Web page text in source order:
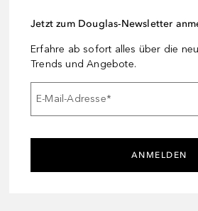
Jetzt zum Douglas-Newsletter
Erfahre ab sofort alles über die
Trends und Angebote.
E-Mail-Adresse*
ANMELDEN